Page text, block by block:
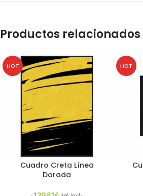
Productos relacionados
HOT
Cuadro Creta Línea
Dorada
HOT